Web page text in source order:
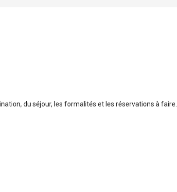
du séjour, les formalités et les réservations à faire.